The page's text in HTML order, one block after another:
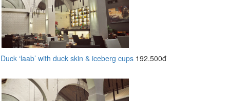
Duck ‘laab’ with duck skin & iceberg cups 192.500đ